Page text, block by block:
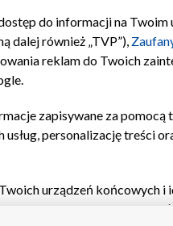
do informacji na Twoim
dalej również „TVP”),
reklam do Twoich
zapisywane za pomocą
personalizację treści
urządzeń końcowych
oraz